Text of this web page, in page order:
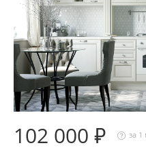
102 000 ₽ за